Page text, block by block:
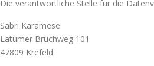
Die verantwortliche Stelle für die
Sabri Karamese
Latumer Bruchweg 101
47809 Krefeld